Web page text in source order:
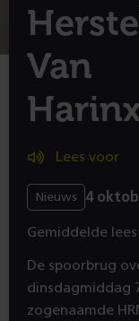
Van
Lees voor
Nieuws 4
Gemiddelde
De spoorbrug
dinsdagmiddag
zogenaamde